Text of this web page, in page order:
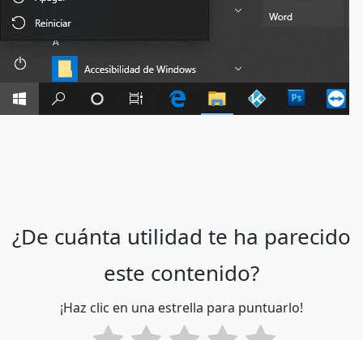
¿De cuánta utilidad te ha parecido
este contenido?
¡Haz clic en una estrella para puntuarlo!